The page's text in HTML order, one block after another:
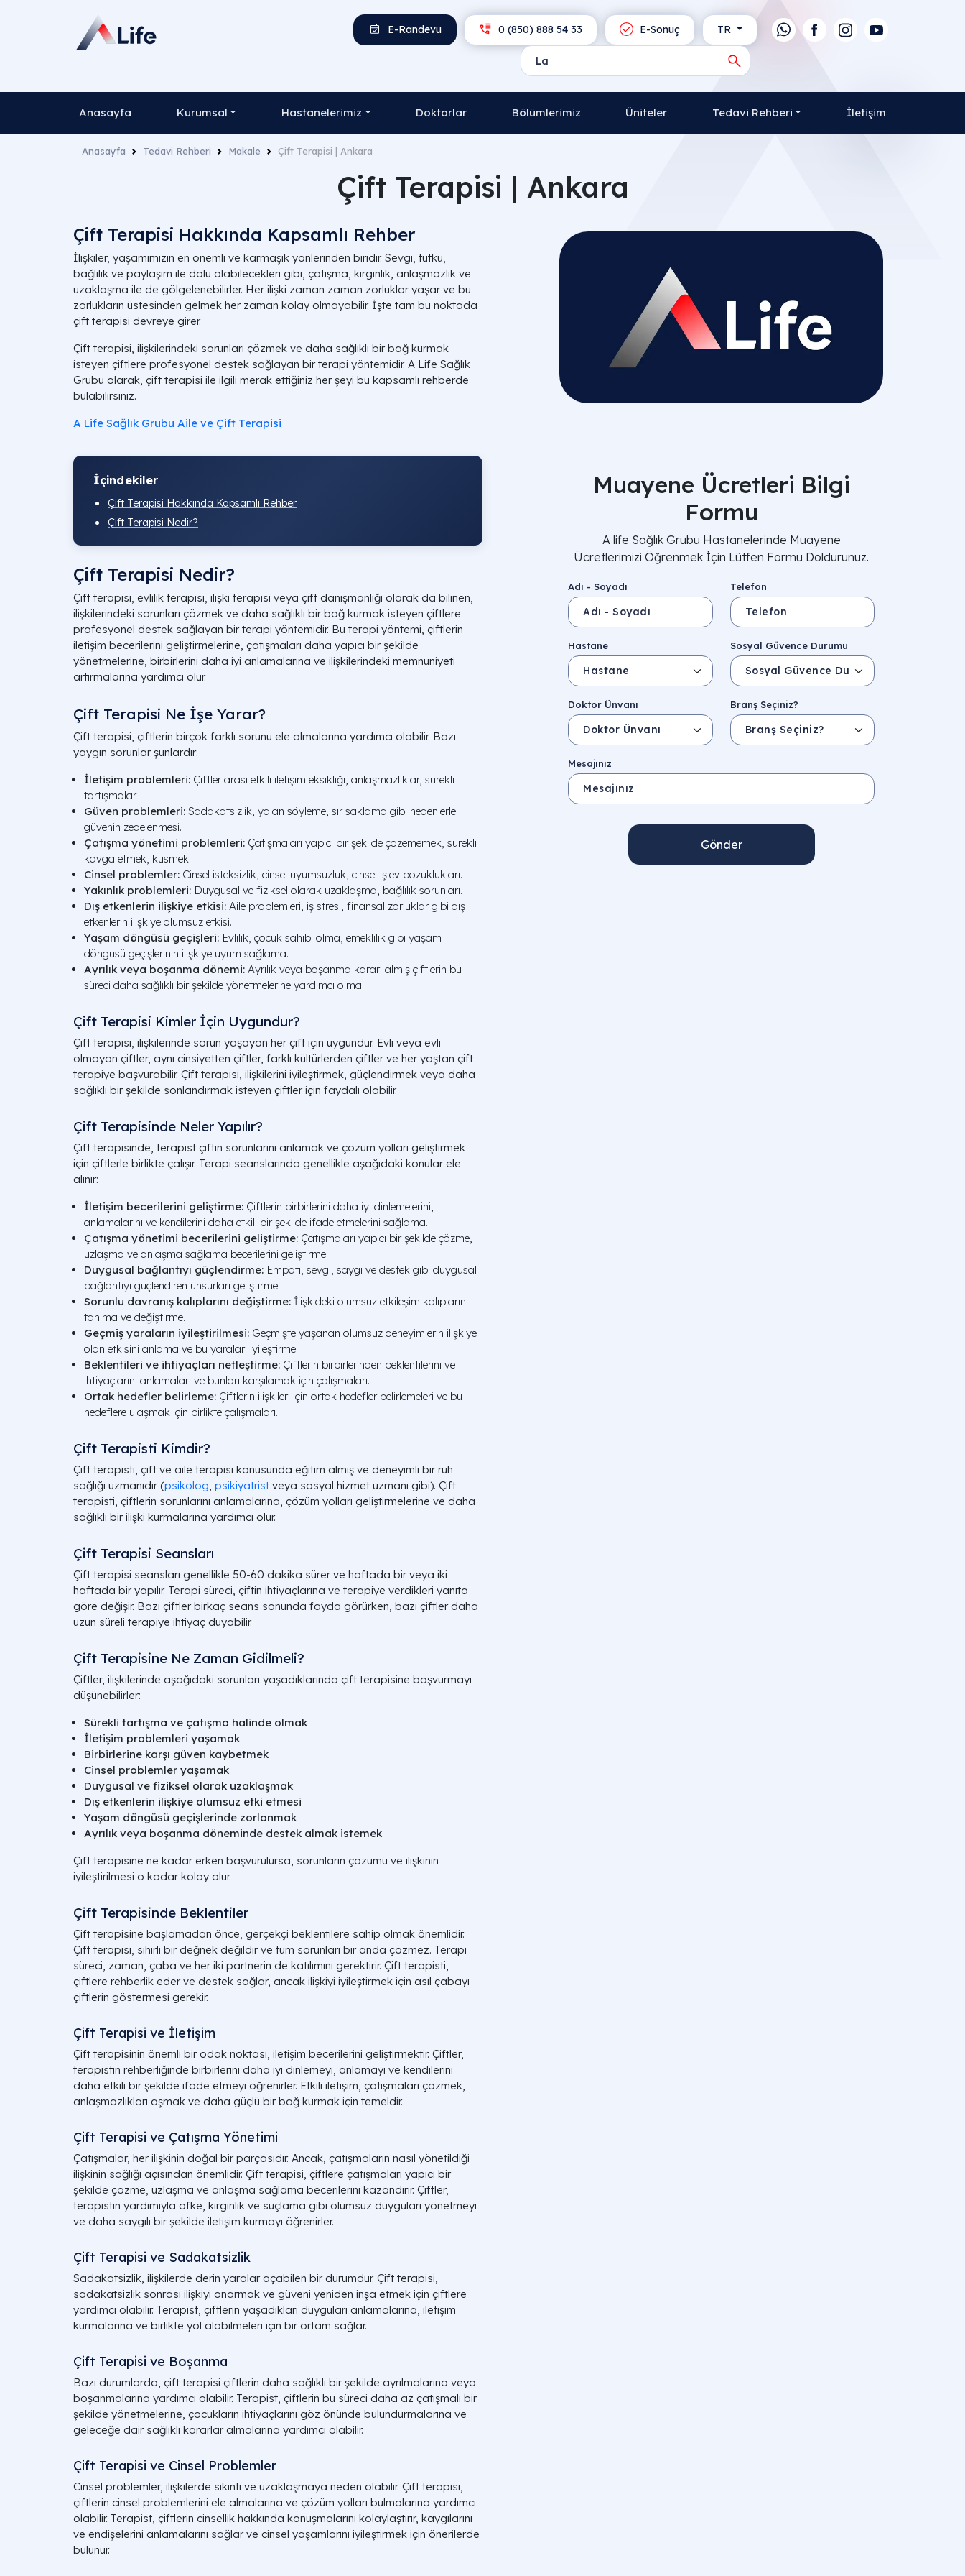
TR
E-Sonuç
0 (850) 888 54 33
E-Randevu
Anasayfa Kurumsal Hastanelerimiz Doktorlar Bölümlerimiz Üniteler Tedavi Rehberi İletişim
Anasayfa Tedavi Rehberi Makale Çift Terapisi | Ankara
Çift Terapisi | Ankara
Çift Terapisi Hakkında Kapsamlı Rehber
İlişkiler, yaşamımızın en önemli ve karmaşık yönlerinden biridir. Sevgi, tutku,
bağlılık ve paylaşım ile dolu olabilecekleri gibi, çatışma, kırgınlık, anlaşmazlık ve
uzaklaşma ile de gölgelenebilirler. Her ilişki zaman zaman zorluklar yaşar ve bu
zorlukların üstesinden gelmek her zaman kolay olmayabilir. İşte tam bu noktada
çift terapisi devreye girer.
Çift terapisi, ilişkilerindeki sorunları çözmek ve daha sağlıklı bir bağ kurmak
isteyen çiftlere profesyonel destek sağlayan bir terapi yöntemidir. A Life Sağlık
Grubu olarak, çift terapisi ile ilgili merak ettiğiniz her şeyi bu kapsamlı rehberde
bulabilirsiniz.
A Life Sağlık Grubu Aile ve Çift Terapisi
İçindekiler
Çift Terapisi Hakkında Kapsamlı Rehber
Çift Terapisi Nedir?
Çift Terapisi Nedir?
Çift terapisi, evlilik terapisi, ilişki terapisi veya çift danışmanlığı olarak da bilinen,
ilişkilerindeki sorunları çözmek ve daha sağlıklı bir bağ kurmak isteyen çiftlere
profesyonel destek sağlayan bir terapi yöntemidir. Bu terapi yöntemi, çiftlerin
iletişim becerilerini geliştirmelerine, çatışmaları daha yapıcı bir şekilde
yönetmelerine, birbirlerini daha iyi anlamalarına ve ilişkilerindeki memnuniyeti
artırmalarına yardımcı olur.
Çift Terapisi Ne İşe Yarar?
Çift terapisi, çiftlerin birçok farklı sorunu ele almalarına yardımcı olabilir. Bazı
yaygın sorunlar şunlardır:
İletişim problemleri: Çiftler arası etkili iletişim eksikliği, anlaşmazlıklar, sürekli
tartışmalar.
Güven problemleri: Sadakatsizlik, yalan söyleme, sır saklama gibi nedenlerle
güvenin zedelenmesi.
Çatışma yönetimi problemleri: Çatışmaları yapıcı bir şekilde çözememek, sürekli
kavga etmek, küsmek.
Cinsel problemler: Cinsel isteksizlik, cinsel uyumsuzluk, cinsel işlev bozuklukları.
Yakınlık problemleri: Duygusal ve fiziksel olarak uzaklaşma, bağlılık sorunları.
Dış etkenlerin ilişkiye etkisi: Aile problemleri, iş stresi, finansal zorluklar gibi dış
etkenlerin ilişkiye olumsuz etkisi.
Yaşam döngüsü geçişleri: Evlilik, çocuk sahibi olma, emeklilik gibi yaşam
döngüsü geçişlerinin ilişkiye uyum sağlama.
Ayrılık veya boşanma dönemi: Ayrılık veya boşanma kararı almış çiftlerin bu
süreci daha sağlıklı bir şekilde yönetmelerine yardımcı olma.
Çift Terapisi Kimler İçin Uygundur?
Çift terapisi, ilişkilerinde sorun yaşayan her çift için uygundur. Evli veya evli
olmayan çiftler, aynı cinsiyetten çiftler, farklı kültürlerden çiftler ve her yaştan çift
terapiye başvurabilir. Çift terapisi, ilişkilerini iyileştirmek, güçlendirmek veya daha
sağlıklı bir şekilde sonlandırmak isteyen çiftler için faydalı olabilir.
Çift Terapisinde Neler Yapılır?
Çift terapisinde, terapist çiftin sorunlarını anlamak ve çözüm yolları geliştirmek
için çiftlerle birlikte çalışır. Terapi seanslarında genellikle aşağıdaki konular ele
alınır:
İletişim becerilerini geliştirme: Çiftlerin birbirlerini daha iyi dinlemelerini,
anlamalarını ve kendilerini daha etkili bir şekilde ifade etmelerini sağlama.
Çatışma yönetimi becerilerini geliştirme: Çatışmaları yapıcı bir şekilde çözme,
uzlaşma ve anlaşma sağlama becerilerini geliştirme.
Duygusal bağlantıyı güçlendirme: Empati, sevgi, saygı ve destek gibi duygusal
bağlantıyı güçlendiren unsurları geliştirme.
Sorunlu davranış kalıplarını değiştirme: İlişkideki olumsuz etkileşim kalıplarını
tanıma ve değiştirme.
Geçmiş yaraların iyileştirilmesi: Geçmişte yaşanan olumsuz deneyimlerin ilişkiye
olan etkisini anlama ve bu yaraları iyileştirme.
Beklentileri ve ihtiyaçları netleştirme: Çiftlerin birbirlerinden beklentilerini ve
ihtiyaçlarını anlamaları ve bunları karşılamak için çalışmaları.
Ortak hedefler belirleme: Çiftlerin ilişkileri için ortak hedefler belirlemeleri ve bu
hedeflere ulaşmak için birlikte çalışmaları.
Çift Terapisti Kimdir?
Çift terapisti, çift ve aile terapisi konusunda eğitim almış ve deneyimli bir ruh
sağlığı uzmanıdır (psikolog, psikiyatrist veya sosyal hizmet uzmanı gibi). Çift
terapisti, çiftlerin sorunlarını anlamalarına, çözüm yolları geliştirmelerine ve daha
sağlıklı bir ilişki kurmalarına yardımcı olur.
Çift Terapisi Seansları
Çift terapisi seansları genellikle 50-60 dakika sürer ve haftada bir veya iki
haftada bir yapılır. Terapi süreci, çiftin ihtiyaçlarına ve terapiye verdikleri yanıta
göre değişir. Bazı çiftler birkaç seans sonunda fayda görürken, bazı çiftler daha
uzun süreli terapiye ihtiyaç duyabilir.
Çift Terapisine Ne Zaman Gidilmeli?
Çiftler, ilişkilerinde aşağıdaki sorunları yaşadıklarında çift terapisine başvurmayı
düşünebilirler:
Sürekli tartışma ve çatışma halinde olmak
İletişim problemleri yaşamak
Birbirlerine karşı güven kaybetmek
Cinsel problemler yaşamak
Duygusal ve fiziksel olarak uzaklaşmak
Dış etkenlerin ilişkiye olumsuz etki etmesi
Yaşam döngüsü geçişlerinde zorlanmak
Ayrılık veya boşanma döneminde destek almak istemek
Çift terapisine ne kadar erken başvurulursa, sorunların çözümü ve ilişkinin
iyileştirilmesi o kadar kolay olur.
Çift Terapisinde Beklentiler
Çift terapisine başlamadan önce, gerçekçi beklentilere sahip olmak önemlidir.
Çift terapisi, sihirli bir değnek değildir ve tüm sorunları bir anda çözmez. Terapi
süreci, zaman, çaba ve her iki partnerin de katılımını gerektirir. Çift terapisti,
çiftlere rehberlik eder ve destek sağlar, ancak ilişkiyi iyileştirmek için asıl çabayı
çiftlerin göstermesi gerekir.
Çift Terapisi ve İletişim
Çift terapisinin önemli bir odak noktası, iletişim becerilerini geliştirmektir. Çiftler,
terapistin rehberliğinde birbirlerini daha iyi dinlemeyi, anlamayı ve kendilerini
daha etkili bir şekilde ifade etmeyi öğrenirler. Etkili iletişim, çatışmaları çözmek,
anlaşmazlıkları aşmak ve daha güçlü bir bağ kurmak için temeldir.
Çift Terapisi ve Çatışma Yönetimi
Çatışmalar, her ilişkinin doğal bir parçasıdır. Ancak, çatışmaların nasıl yönetildiği
ilişkinin sağlığı açısından önemlidir. Çift terapisi, çiftlere çatışmaları yapıcı bir
şekilde çözme, uzlaşma ve anlaşma sağlama becerilerini kazandırır. Çiftler,
terapistin yardımıyla öfke, kırgınlık ve suçlama gibi olumsuz duyguları yönetmeyi
ve daha saygılı bir şekilde iletişim kurmayı öğrenirler.
Çift Terapisi ve Sadakatsizlik
Sadakatsizlik, ilişkilerde derin yaralar açabilen bir durumdur. Çift terapisi,
sadakatsizlik sonrası ilişkiyi onarmak ve güveni yeniden inşa etmek için çiftlere
yardımcı olabilir. Terapist, çiftlerin yaşadıkları duyguları anlamalarına, iletişim
kurmalarına ve birlikte yol alabilmeleri için bir ortam sağlar.
Çift Terapisi ve Boşanma
Bazı durumlarda, çift terapisi çiftlerin daha sağlıklı bir şekilde ayrılmalarına veya
boşanmalarına yardımcı olabilir. Terapist, çiftlerin bu süreci daha az çatışmalı bir
şekilde yönetmelerine, çocukların ihtiyaçlarını göz önünde bulundurmalarına ve
geleceğe dair sağlıklı kararlar almalarına yardımcı olabilir.
Çift Terapisi ve Cinsel Problemler
Cinsel problemler, ilişkilerde sıkıntı ve uzaklaşmaya neden olabilir. Çift terapisi,
çiftlerin cinsel problemlerini ele almalarına ve çözüm yolları bulmalarına yardımcı
olabilir. Terapist, çiftlerin cinsellik hakkında konuşmalarını kolaylaştırır, kaygılarını
ve endişelerini anlamalarını sağlar ve cinsel yaşamlarını iyileştirmek için önerilerde
bulunur.
Muayene Ücretleri Bilgi
Formu
A life Sağlık Grubu Hastanelerinde Muayene
Ücretlerimizi Öğrenmek İçin Lütfen Formu Doldurunuz.
Adı - Soyadı Telefon
Hastane Sosyal Güvence Durumu
Doktor Ünvanı Branş Seçiniz?
Mesajınız
Gönder